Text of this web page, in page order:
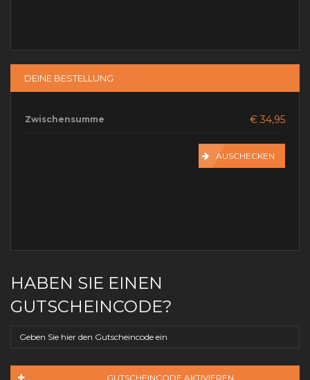
DEINE BESTELLUNG
Zwischensumme € 34,95
AUSCHECKEN
HABEN SIE EINEN
GUTSCHEINCODE?
GUTSCHEINCODE AKTIVIEREN